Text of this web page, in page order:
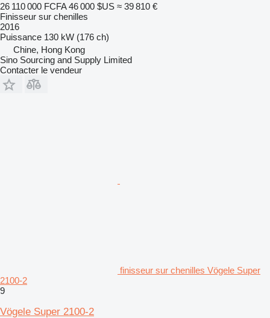
26 110 000 FCFA 46 000 $US ≈ 39 810 €
Finisseur sur chenilles
2016
Puissance 130 kW (176 ch)
Chine, Hong Kong
Sino Sourcing and Supply Limited
Contacter le vendeur
finisseur sur chenilles Vögele Super
2100-2
9
Vögele Super 2100-2